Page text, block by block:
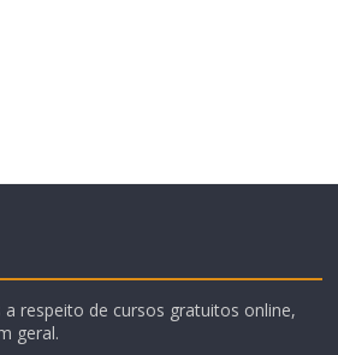
respeito de cursos gratuitos online,
geral.